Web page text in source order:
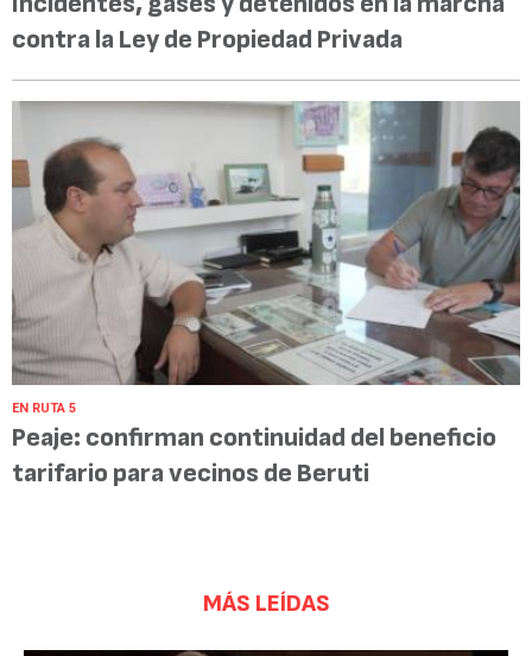
contra la Ley de Propiedad Privada
EN RUTA 5
Peaje: confirman continuidad del beneficio
tarifario para vecinos de Beruti
MÁS LEÍDAS